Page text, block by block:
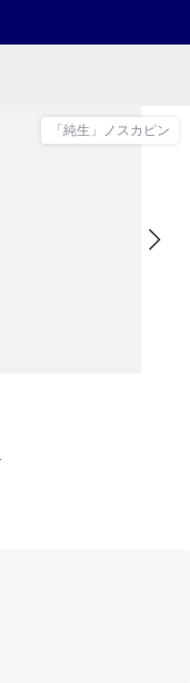
「純生」ノスカピン